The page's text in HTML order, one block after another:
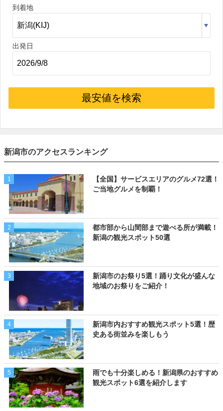
到着地
出発日
最安値を検索
新潟市のアクセスランキング
1
【全国】サービスエリアのグルメ72選！
ご当地グルメを制覇！
2
都市部から山間部まで遊べる所が満載！
新潟の観光スポット50選
3
新潟市のお祭り5選！踊り文化が盛んな
地域のお祭りをご紹介！
4
新潟市内おすすめ観光スポット5選！歴
史ある街並みを楽しもう
5
雨でも十分楽しめる！新潟県のおすすめ
観光スポット6選を紹介します